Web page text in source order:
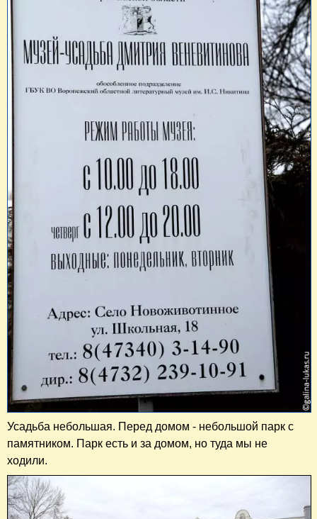
Усадьба небольшая. Перед домом - небольшой парк с
памятником. Парк есть и за домом, но туда мы не
ходили.